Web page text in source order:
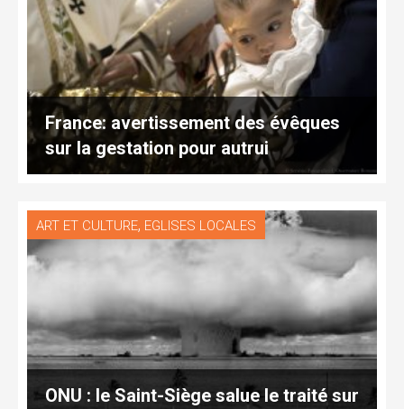
France: avertissement des évêques
sur la gestation pour autrui
ART ET CULTURE, EGLISES LOCALES
ONU : le Saint-Siège salue le traité sur